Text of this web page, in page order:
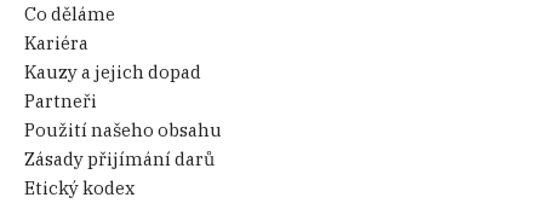
Co děláme
Kariéra
Kauzy a jejich dopad
Partneři
Použití našeho obsahu
Zásady přijímání darů
Etický kodex